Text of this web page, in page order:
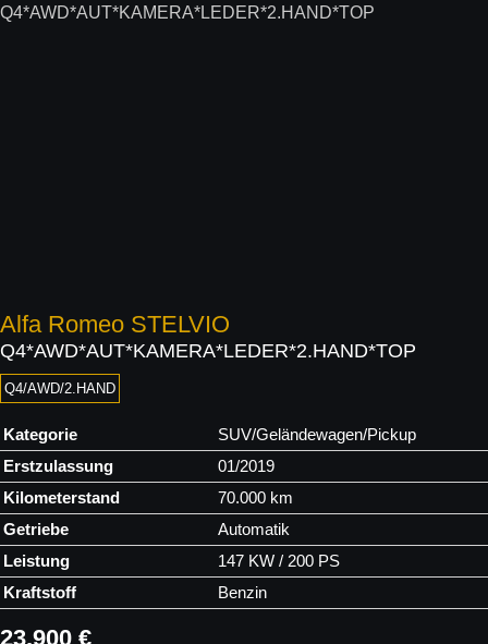
Alfa Romeo STELVIO
Q4*AWD*AUT*KAMERA*LEDER*2.HAND*TOP
Q4/AWD/2.HAND
Kategorie
SUV/Geländewagen/Pickup
Erstzulassung
01/2019
Kilometerstand
70.000 km
Getriebe
Automatik
Leistung
147 KW / 200 PS
Kraftstoff
Benzin
23.900 €